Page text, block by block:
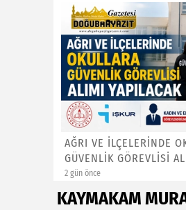
AĞRI VE İLÇELERİNDE
GÜVENLİK GÖREVLİSİ
2 gün önce
KAYMAKAM